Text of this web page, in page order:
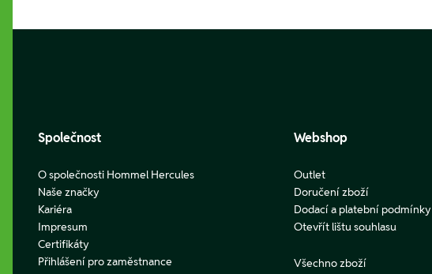
Společnost
O společnosti Hommel Hercules
Naše značky
Kariéra
Impresum
Certifikáty
Přihlášení pro zaměstnance
Webshop
Outlet
Doručení zboží
Dodací a platební podmínky
Otevřít lištu souhlasu
Všechno zboží